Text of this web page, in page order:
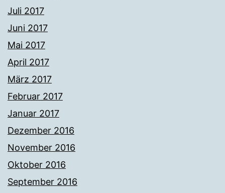
Juli 2017
Juni 2017
Mai 2017
April 2017
März 2017
Februar 2017
Januar 2017
Dezember 2016
November 2016
Oktober 2016
September 2016